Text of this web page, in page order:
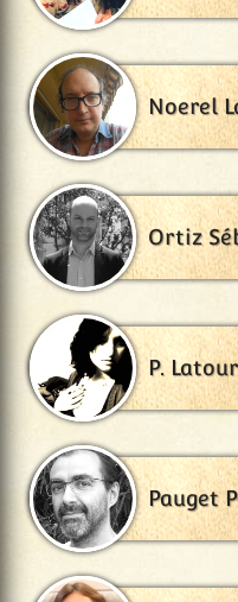
Noerel
Ortiz
P.
Pauget